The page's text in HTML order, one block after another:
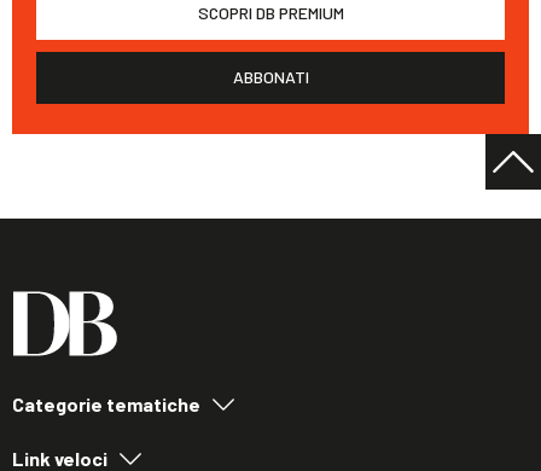
SCOPRI DB PREMIUM
ABBONATI
Categorie tematiche
Link veloci